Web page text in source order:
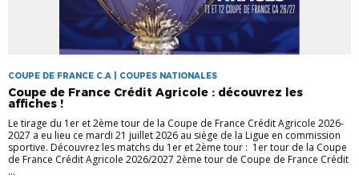
COUPE DE FRANCE C.A | COUPES NATIONALES
Coupe de France Crédit Agricole : découvrez les
affiches !
Le tirage du 1er et 2ème tour de la Coupe de France Crédit Agricole 2026-
2027 a eu lieu ce mardi 21 juillet 2026 au siège de la Ligue en commission
sportive. Découvrez les matchs du 1er et 2ème tour : 1er tour de la Coupe
de France Crédit Agricole 2026/2027 2ème tour de Coupe de France Crédit
...